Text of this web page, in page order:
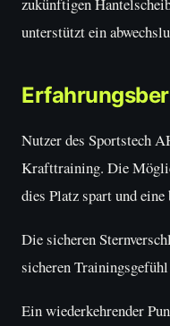
unterstützt ein
Nutzer des Sportstech
Krafttraining. Die
dies Platz spart und
Die sicheren
sicheren
Ein wiederkehrender